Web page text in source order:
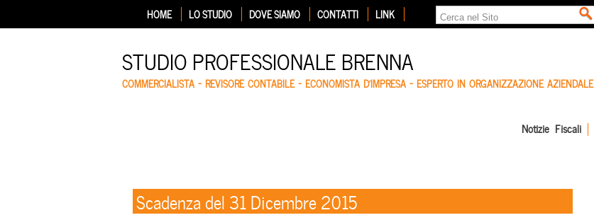
HOME LO STUDIO DOVE SIAMO CONTATTI LINK
STUDIO PROFESSIONALE BRENNA
COMMERCIALISTA – REVISORE CONTABILE – ECONOMISTA D'IMPRESA – ESPERTO IN ORGANIZZAZIONE AZIENDALE
Notizie Fiscali
Scadenza del 31 Dicembre 2015